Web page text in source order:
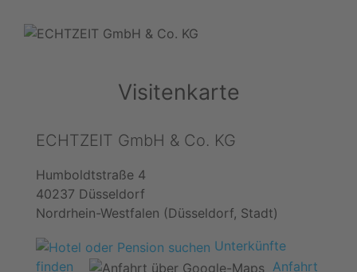
Visitenkarte
ECHTZEIT GmbH & Co. KG
Humboldtstraße 4
40237 Düsseldorf
Nordrhein-Westfalen (Düsseldorf, Stadt)
Unterkünfte
finden
Anfahrt